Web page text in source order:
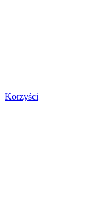
Korzyści